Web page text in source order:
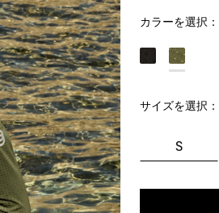
カラーを選択：
サイズを選択：
S